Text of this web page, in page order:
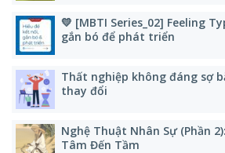
💛 [MBTI Series_02] Feeling
gắn bó để phát triển
Thất nghiệp không đáng sợ
thay đổi
Nghệ Thuật Nhân Sự (Phần
Tâm Đến Tầm